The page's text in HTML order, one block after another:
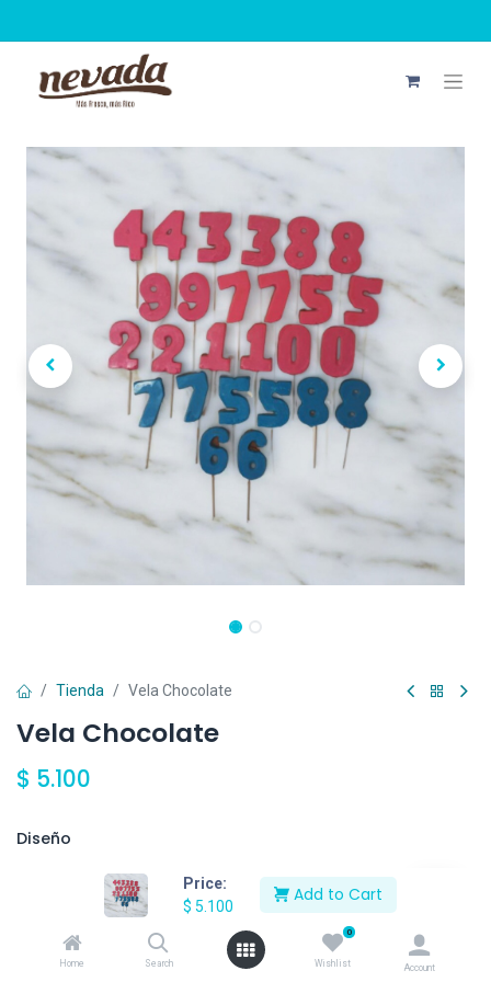
Price:
$ 5.100
Add to Cart
Home Search
0
Wishlist Account
Tienda Vela Chocolate
Vela Chocolate
$ 5.100
Diseño
Girasol Figuras Azul #1
Rosa #1 Azul #2 Azul#3